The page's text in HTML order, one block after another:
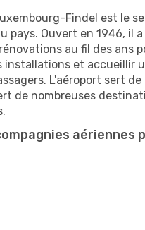
Findel est le
pays. Ouvert en 1946, il
au fil des ans
installations et accueillir
L'aéroport sert de
de nombreuses
aériennes